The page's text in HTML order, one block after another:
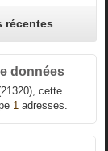
récentes
données
cette
1adresses.